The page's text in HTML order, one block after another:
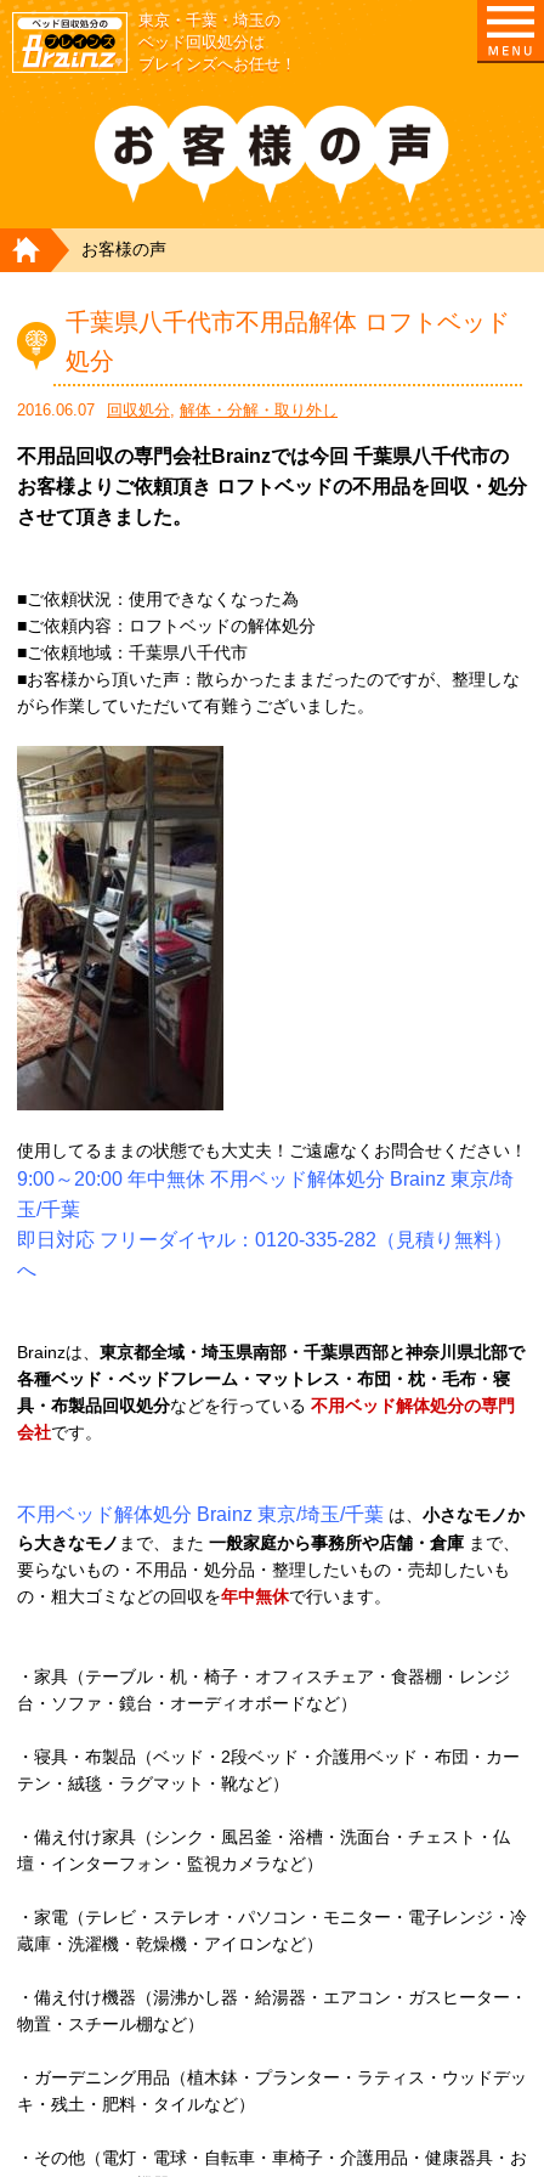
東京・千葉・埼玉の
ベッド回収処分は
ブレインズへお任せ！
HOME
お客様の声
千葉県八千代市不用品解体 ロフトベッド
処分
2016.06.07 回収処分, 解体・分解・取り外し
不用品回収の専門会社Brainzでは今回 千葉県八千代市の
お客様よりご依頼頂き ロフトベッドの不用品を回収・処分
させて頂きました。
■ご依頼状況：使用できなくなった為
■ご依頼内容：ロフトベッドの解体処分
■ご依頼地域：千葉県八千代市
■お客様から頂いた声：散らかったままだったのですが、整理しな
がら作業していただいて有難うございました。
使用してるままの状態でも大丈夫！ご遠慮なくお問合せください！
9:00～20:00 年中無休 不用ベッド解体処分 Brainz 東京/埼
玉/千葉
即日対応 フリーダイヤル：0120-335-282（見積り無料）
へ
Brainzは、 東京都全域・埼玉県南部・千葉県西部と神奈川県北部で
各種ベッド・ベッドフレーム・マットレス・布団・枕・毛布・寝
具・布製品回収処分などを行っている 不用ベッド解体処分の専門
会社です。
不用ベッド解体処分 Brainz 東京/埼玉/千葉 は、 小さなモノか
ら大きなモノ まで、また 一般家庭から事務所や店舗・倉庫 まで、
要らないもの・不用品・処分品・整理したいもの・売却したいも
の・粗大ゴミなどの回収を年中無休で行います。
・家具（テーブル・机・椅子・オフィスチェア・食器棚・レンジ
台・ソファ・鏡台・オーディオボードなど）
・寝具・布製品（ベッド・2段ベッド・介護用ベッド・布団・カー
テン・絨毯・ラグマット・靴など）
・備え付け家具（シンク・風呂釜・浴槽・洗面台・チェスト・仏
壇・インターフォン・監視カメラなど）
・家電（テレビ・ステレオ・パソコン・モニター・電子レンジ・冷
蔵庫・洗濯機・乾燥機・アイロンなど）
・備え付け機器（湯沸かし器・給湯器・エアコン・ガスヒーター・
物置・スチール棚など）
・ガーデニング用品（植木鉢・プランター・ラティス・ウッドデッ
キ・残土・肥料・タイルなど）
・その他（電灯・電球・自転車・車椅子・介護用品・健康器具・お